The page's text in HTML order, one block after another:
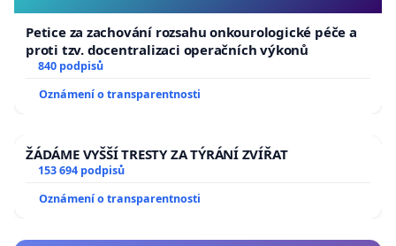
Petice za zachování rozsahu onkourologické péče a
proti tzv. docentralizaci operačních výkonů
840 podpisů
Oznámení o transparentnosti
ŽÁDÁME VYŠŠÍ TRESTY ZA TÝRÁNÍ ZVÍŘAT
153 694 podpisů
Oznámení o transparentnosti